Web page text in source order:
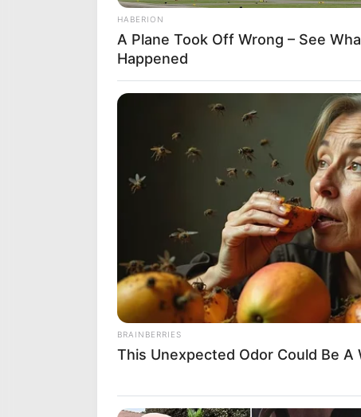
NO LIMIT DREAM (9) – Redoutable
NO LIMIT DREAM (9)revient sur sa
percutants sur ce tracé, après
idéale et dispose ici d’un numéro
premier rôle, surtout avec une course
avec No Limit Dream et répète
HABERION
A Plane Took Off Wrong – See
Happened
BRAINBERRIES
This Unexpected Odor Could Be A